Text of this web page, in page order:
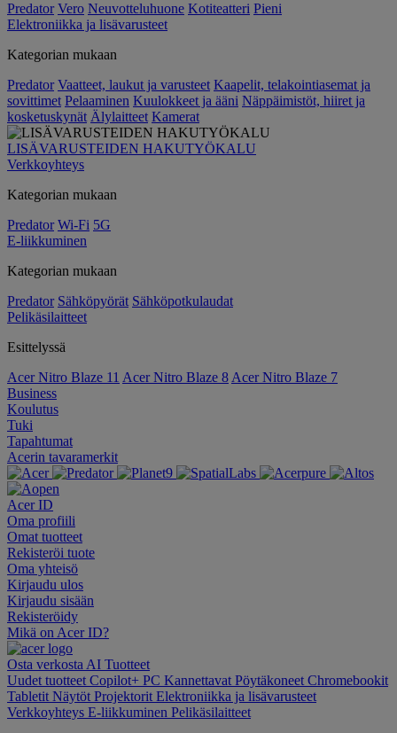
Predator Vero Neuvotteluhuone Kotiteatteri Pieni
Elektroniikka ja lisävarusteet
Kategorian mukaan
Predator Vaatteet, laukut ja varusteet Kaapelit, telakointiasemat ja
sovittimet Pelaaminen Kuulokkeet ja ääni Näppäimistöt, hiiret ja
kosketuskynät Älylaitteet Kamerat
LISÄVARUSTEIDEN HAKUTYÖKALU
Verkkoyhteys
Kategorian mukaan
Predator Wi-Fi 5G
E-liikkuminen
Kategorian mukaan
Predator Sähköpyörät Sähköpotkulaudat
Pelikäsilaitteet
Esittelyssä
Acer Nitro Blaze 11 Acer Nitro Blaze 8 Acer Nitro Blaze 7
Business
Koulutus
Tuki
Tapahtumat
Acerin tavaramerkit
Acer ID
Oma profiili
Omat tuotteet
Rekisteröi tuote
Oma yhteisö
Kirjaudu ulos
Kirjaudu sisään
Rekisteröidy
Mikä on Acer ID?
Osta verkosta AI Tuotteet
Uudet tuotteet Copilot+ PC Kannettavat Pöytäkoneet Chromebookit
Tabletit Näytöt Projektorit Elektroniikka ja lisävarusteet
Verkkoyhteys E-liikkuminen Pelikäsilaitteet